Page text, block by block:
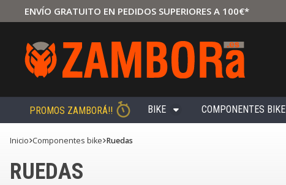
ENVÍO GRATUITO EN PEDIDOS SUPERIORES A 100€*
PROMOS ZAMBORÁ!! BIKE COMPONENTES BIKE
Inicio componentes bike Ruedas
RUEDAS